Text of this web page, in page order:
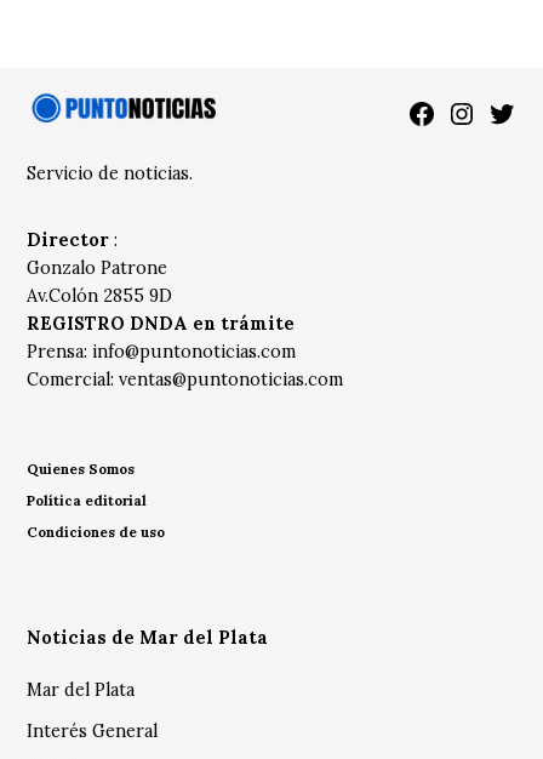
Facebook
Servicio de noticias.
Director :
Gonzalo Patrone
Av.Colón 2855 9D
REGISTRO DNDA en trámite
Prensa: info@puntonoticias.com
Comercial:ventas@puntonoticias.com
Quienes Somos
Política editorial
Condiciones de uso
Noticias de Mar del Plata
Mar del Plata
Interés General